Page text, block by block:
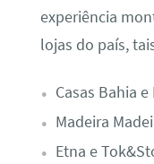
experiência
lojas do país,
Casas Bahia
Madeira
Etna e